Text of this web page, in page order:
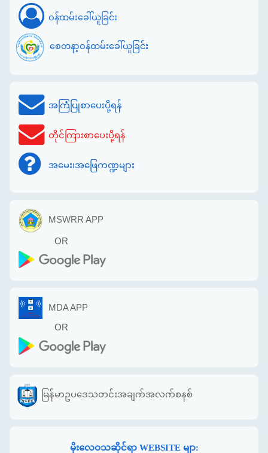
ဝန်ထမ်းခေါ်ယူခြင်း
စေတနာ့ဝန်ထမ်းခေါ်ယူခြင်း
အကြံပြုစာပေးပို့ရန်
တိုင်ကြားစာပေးပို့ရန်
အမေး၊အဖြေကဏ္ဍများ
MSWRR APP
OR
MDA APP
OR
မြန်မာဥပဒေသတင်းအချက်အလက်စနစ်
မိုးလေဝသဆိုင်ရာ WEBSITE မျာ: